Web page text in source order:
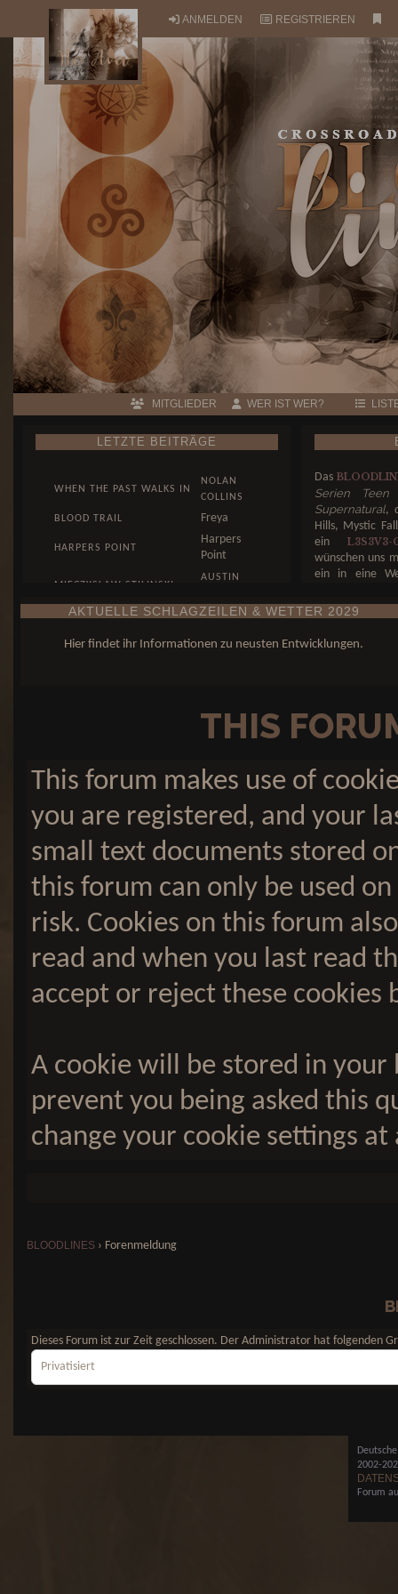
ANMELDEN REGISTRIEREN
MITGLIEDER WER IST WER?
LETZTE BEITRÄGE
WHEN THE PAST WALKS IN
NOLAN
COLLINS
BLOOD TRAIL
Freya
HARPERS POINT
Harpers
Point
MIECZYSLAW STILINSKI
AUSTIN
WUNST, DENN KUNST AUSTIN
Das
Serien
Supernatural,
Hills, Mystic
ein
wünschen uns
ein in eine
auf welcher
retten oder ins
AKTUELLE SCHLAGZEILEN & WETTER 2029
Hier findet ihr Informationen zu neusten Entwicklungen.
THIS
This forum makes use of
you are registered, and your
small text documents stored
this forum can only be used
risk. Cookies on this forum
read and when you last read
accept or reject these cookies
A cookie will be stored in
prevent you being asked this
change your cookie settings
BLOODLINES › Forenmeldung
Dieses Forum ist zur Zeit geschlossen. Der Administrator hat folgenden
Privatisiert
2002-
Forum